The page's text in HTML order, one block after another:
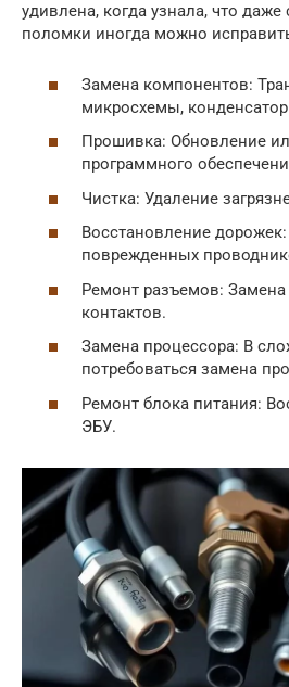
удивлена, когда узнала, что
поломки иногда можно
Замена компонентов:
микросхемы,
Прошивка: Обновление
программного
Чистка: Удаление
Восстановление
поврежденных
Ремонт разъемов:
контактов.
Замена процессора: В
потребоваться замена
Ремонт блока питания:
ЭБУ.